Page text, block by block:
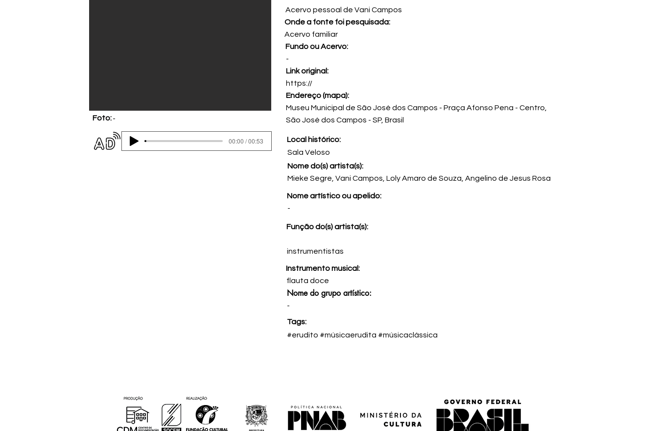
Foto:-
00:00 / 00:53
Acervo pessoal de Vani Campos
Onde a fonte foi pesquisada:
Acervo familiar
Fundo ou Acervo:
-
Link original:
https://
Endereço (mapa):
Museu Municipal de São José dos Campos - Praça Afonso Pena - Centro,
São José dos Campos - SP, Brasil
Local histórico:
Sala Veloso
Nome do(s) artista(s):
Mieke Segre, Vani Campos, Loly Amaro de Souza, Angelino de Jesus Rosa
Nome artístico ou apelido:
-
Função do(s) artista(s):
instrumentistas
Instrumento musical:
flauta doce
Nome do grupo artístico:
-
Tags:
#erudito #músicaerudita #músicaclássica